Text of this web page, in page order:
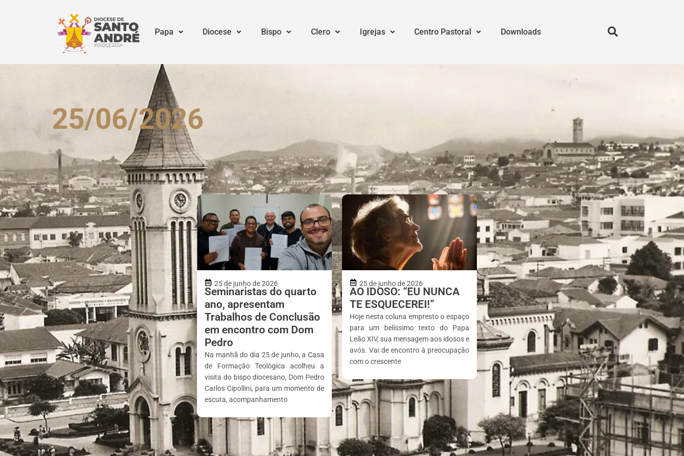
Papa Diocese Bispo Clero Igrejas Centro Pastoral Downloads
25/06/2026
25 de junho de 2026
Seminaristas do quarto
ano, apresentam
Trabalhos de Conclusão
em encontro com Dom
Pedro
Na manhã do dia 25 de junho, a Casa
de Formação Teológica acolheu a
visita do bispo diocesano, Dom Pedro
Carlos Cipollini, para um momento de
escuta, acompanhamento
25 de junho de 2026
AO IDOSO: “EU NUNCA
TE ESQUECEREI!”
Hoje nesta coluna empresto o espaço
para um belíssimo texto do Papa
Leão XIV, sua mensagem aos idosos e
avós. Vai de encontro à preocupação
com o crescente